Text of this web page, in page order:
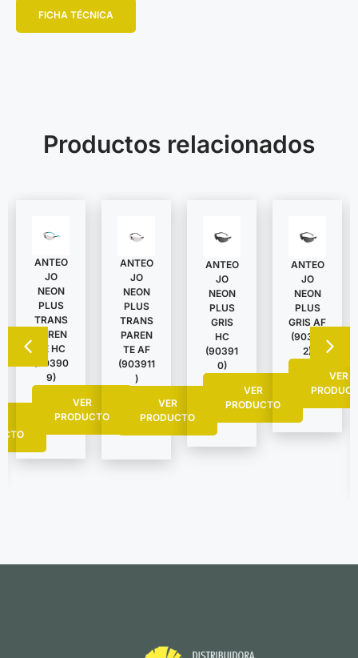
FICHA TÉCNICA
Productos relacionados
ANTEO
JO
NEON
PLUS
TRANS
PAREN
TE HC
(90390
9)
VER
PRODUCTO
ANTEO
JO
NEON
PLUS
TRANS
PAREN
TE AF
(903911
)
VER
PRODUCTO
ANTEO
JO
NEON
PLUS
GRIS
HC
(90391
0)
VER
PRODUCTO
ANTEO
JO
NEON
PLUS
GRIS AF
(90391
2)
VER